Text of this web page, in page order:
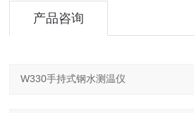
产品咨询